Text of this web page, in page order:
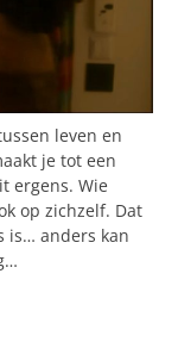
leven en
je tot een
ergens. Wie
op zichzelf. Dat
is… anders kan